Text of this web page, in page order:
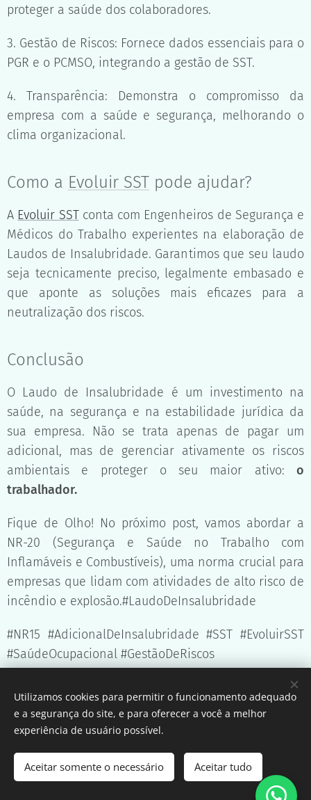
proteger a saúde dos colaboradores.
3. Gestão de Riscos: Fornece dados essenciais para o
PGR e o PCMSO, integrando a gestão de SST.
4. Transparência: Demonstra o compromisso da
empresa com a saúde e segurança, melhorando o
clima organizacional.
Como a Evoluir SST pode ajudar?
A Evoluir SSTconta com Engenheiros de Segurança e
Médicos do Trabalho experientes na elaboração de
Laudos de Insalubridade. Garantimos que seu laudo
seja tecnicamente preciso, legalmente embasado e
que aponte as soluções mais eficazes para a
neutralização dos riscos.
Conclusão
O Laudo de Insalubridade é um investimento na
saúde, na segurança e na estabilidade jurídica da
sua empresa. Não se trata apenas de pagar um
adicional, mas de gerenciar ativamente os riscos
ambientais e proteger o seu maior ativo: o
trabalhador.
Fique de Olho! No próximo post, vamos abordar a
NR-20 (Segurança e Saúde no Trabalho com
Inflamáveis e Combustíveis), uma norma crucial para
empresas que lidam com atividades de alto risco de
incêndio e explosão.#LaudoDeInsalubridade
#NR15 #AdicionalDeInsalubridade #SST #EvoluirSST
#SaúdeOcupacional #GestãoDeRiscos
Utilizamos cookies para permitir o funcionamento adequado
e a segurança do site, e para oferecer a você a melhor
experiência de usuário possível.
Aceitar somente o necessário Aceitar tudo